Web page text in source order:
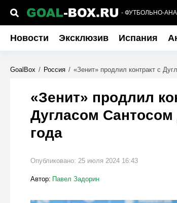
- ФУТБОЛЬНО-
Новости Эксклюзив Испания
GoalBox / Россия / «Зенит» продлил контракт с
«Зенит» продлил
Дугласом Сантосом
года
Опубликовано: 25 июля 2024 16:43
Автор: Павел Задорин